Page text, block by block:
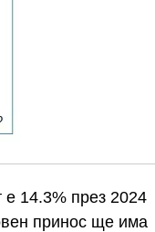
е 14.3% през 2024
принос ще има